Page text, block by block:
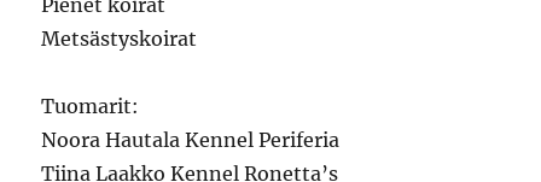
Metsästyskoirat
Tuomarit:
Noora Hautala Kennel Periferia
Tiina Laakko Kennel Ronetta’s